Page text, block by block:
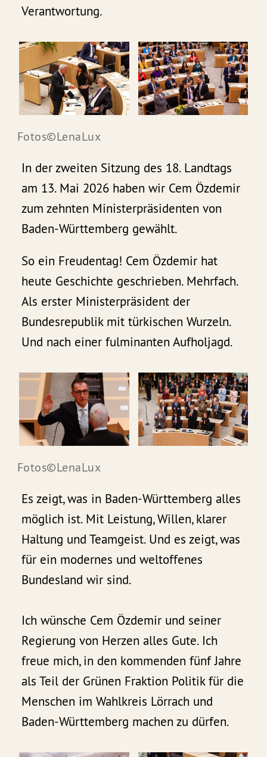
Verantwortung.
Fotos©LenaLux
In der zweiten Sitzung des 18. Landtags
am 13. Mai 2026 haben wir Cem Özdemir
zum zehnten Ministerpräsidenten von
Baden-Württemberg gewählt.
So ein Freudentag! Cem Özdemir hat
heute Geschichte geschrieben. Mehrfach.
Als erster Ministerpräsident der
Bundesrepublik mit türkischen Wurzeln.
Und nach einer fulminanten Aufholjagd.
Fotos©LenaLux
Es zeigt, was in Baden-Württemberg alles
möglich ist. Mit Leistung, Willen, klarer
Haltung und Teamgeist. Und es zeigt, was
für ein modernes und weltoffenes
Bundesland wir sind.
Ich wünsche Cem Özdemir und seiner
Regierung von Herzen alles Gute. Ich
freue mich, in den kommenden fünf Jahre
als Teil der Grünen Fraktion Politik für die
Menschen im Wahlkreis Lörrach und
Baden-Württemberg machen zu dürfen.